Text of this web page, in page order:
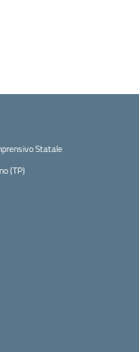
Statale
(TP)